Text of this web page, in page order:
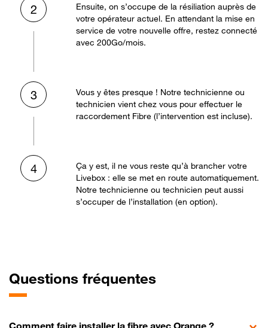
2
Ensuite, on s’occupe de la résiliation auprès de
votre opérateur actuel. En attendant la mise en
service de votre nouvelle offre, restez connecté
avec 200Go/mois.
3
Vous y êtes presque ! Notre technicienne ou
technicien vient chez vous pour effectuer le
raccordement Fibre (l’intervention est incluse).
4
Ça y est, il ne vous reste qu’à brancher votre
Livebox : elle se met en route automatiquement.
Notre technicienne ou technicien peut aussi
s’occuper de l’installation (en option).
Questions fréquentes
Comment faire installer la fibre avec Orange ?